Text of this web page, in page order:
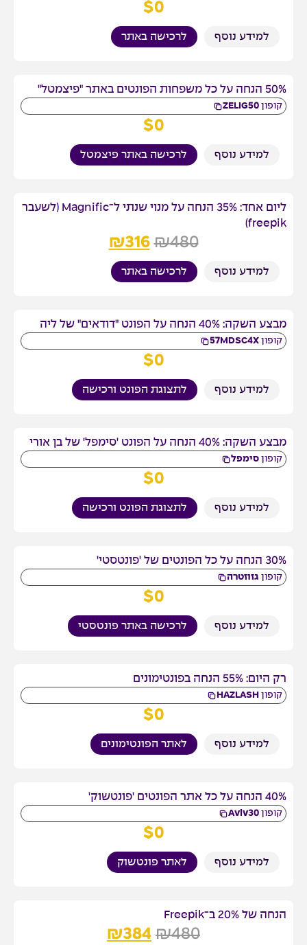
$0
למידע נוסף לרכישה באתר
50% הנחה על כל משפחות הפונטים באתר "פיצמטל"
קופון ZELIG50
$0
למידע נוסף לרכישה באתר פיצמטל
ליום אחד: 35% הנחה על מנוי שנתי ל־Magnific (לשעבר
freepik)
₪480
₪316
למידע נוסף לרכישה באתר
מבצע השקה: 40% הנחה על הפונט "דודאים" של ליה
קופון 57MDSC4X
$0
למידע נוסף לתצוגת הפונט ורכישה
מבצע השקה: 40% הנחה על הפונט 'סימפל' של בן אורי
קופון סימפל
$0
למידע נוסף לתצוגת הפונט ורכישה
30% הנחה על כל הפונטים של 'פונטסטי'
קופון גזוזטרה
$0
למידע נוסף לרכישה באתר פונטסטי
רק היום: 55% הנחה בפונטימונים
קופון HAZLASH
$0
למידע נוסף לאתר הפונטימונים
40% הנחה על כל אתר הפונטים 'פונטשוק'
קופון Aviv30
$0
למידע נוסף לאתר פונטשוק
הנחה של 20% ב־Freepik
₪480
₪384